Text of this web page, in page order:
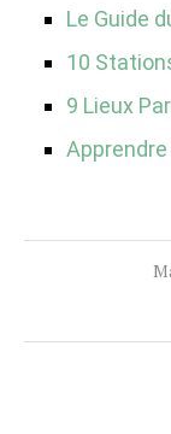
Le Guide
10
9 Lieux